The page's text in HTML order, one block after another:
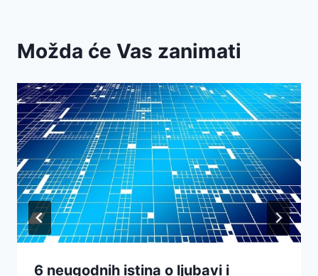
Možda će Vas zanimati
6 neugodnih istina o ljubavi i